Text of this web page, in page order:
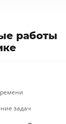
работы
задач